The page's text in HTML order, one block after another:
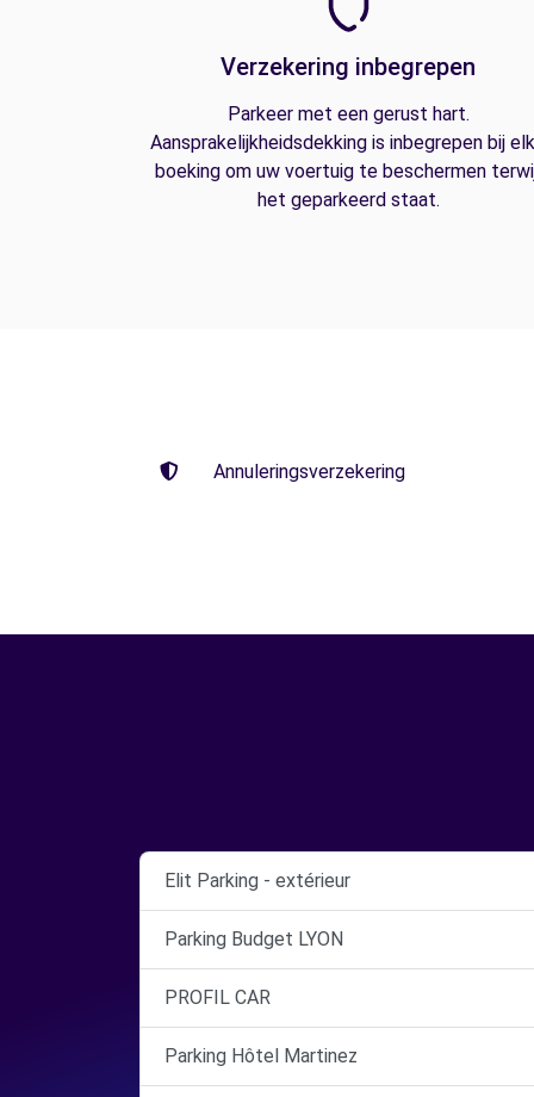
Verzekering inbegrepen
Parkeer met een gerust hart.
Aansprakelijkheidsdekking is inbegrepen bij
boeking om uw voertuig te beschermen
het geparkeerd staat.
Annuleringsverzekering
Elit Parking - extérieur
Parking Budget LYON
PROFIL CAR
Parking Hôtel Martinez